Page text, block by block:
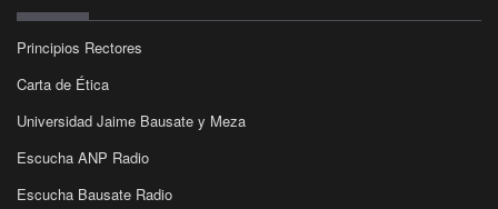
Principios Rectores
Carta de Ética
Universidad Jaime Bausate y Meza
Escucha ANP Radio
Escucha Bausate Radio